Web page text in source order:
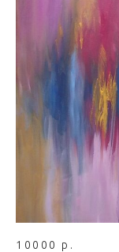
10000 р.